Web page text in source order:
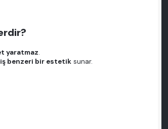
yaratmaz.
benzeri bir estetik sunar.